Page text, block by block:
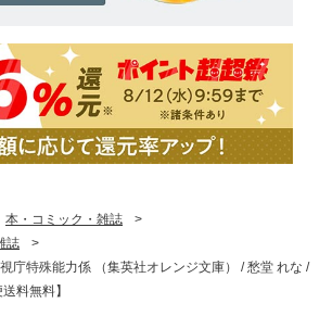
本・コミック・雑誌
>
誌
>
庁特殊能力係 （集英社オレンジ文庫） / 愁堂 れな /
料無料】